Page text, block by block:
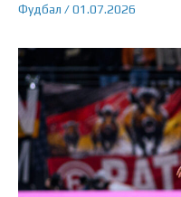
Фудбал /01.07.2026